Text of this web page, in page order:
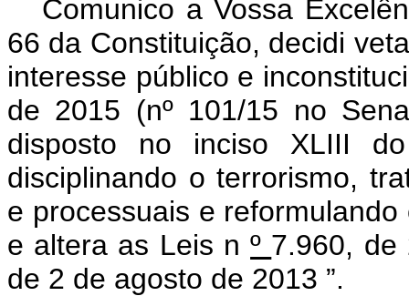
Comunico a Vossa
66 da Constituição, decidi
interesse público e
de 2015 (nº 101/15 no
disposto no inciso XLIII
disciplinando o terrorismo,
e processuais e
e altera as Leis nº 7.960, de
de 2 de agosto de 2013 ”.